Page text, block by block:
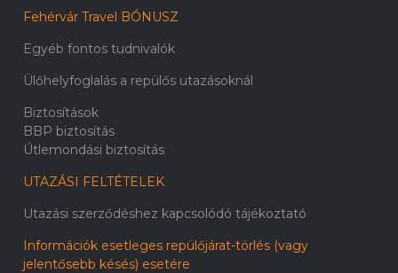
Fehérvár Travel BÓNUSZ
Egyéb fontos tudnivalók
Ülőhelyfoglalás a repülős utazásoknál
Biztosítások
BBP biztosítás
Útlemondási biztosítás
UTAZÁSI FELTÉTELEK
Utazási szerződéshez kapcsolódó tájékoztató
Információk esetleges repülőjárat-törlés (vagy
jelentősebb késés) esetére